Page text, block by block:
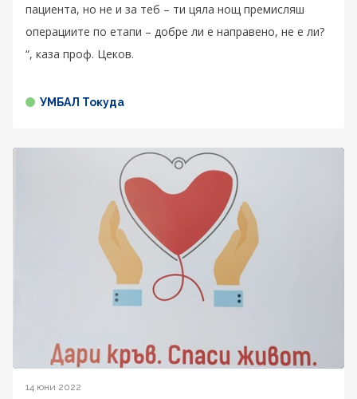
пациента, но не и за теб – ти цяла нощ премисляш
операциите по етапи – добре ли е направено, не е ли?
“, каза проф. Цеков.
УМБАЛ Токуда
14 юни 2022